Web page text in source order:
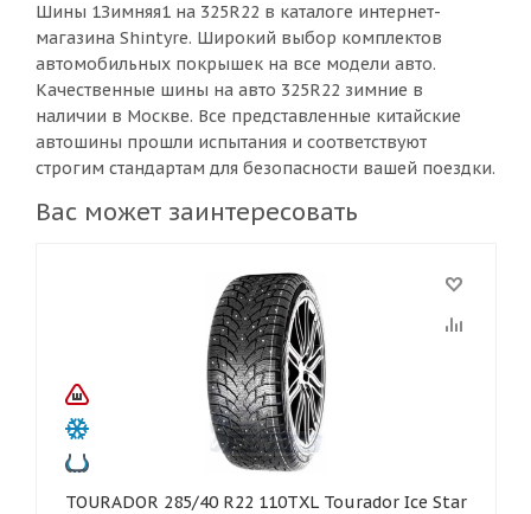
Шины 1Зимняя1 на 325R22 в каталоге интернет-
магазина Shintyre. Широкий выбор комплектов
автомобильных покрышек на все модели авто.
Качественные шины на авто 325R22 зимние в
наличии в Москве. Все представленные китайские
автошины прошли испытания и соответствуют
строгим стандартам для безопасности вашей поездки.
Вас может заинтересовать
TOURADOR 285/40 R22 110TXL Tourador Ice Star